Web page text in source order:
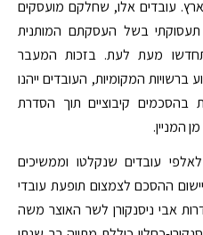
עובדים אלו, שחלקם מועסקים
תעסוקתי בשל העסקתם המותנית
מעת לעת. בזכות המעבר
המקומיות, העובדים ייהנו
בהסכמים קיבוציים תוך הסדרת
המניין.
עובדים שנקלטו וממשיכים
ההסכם לצמצום תופעת עובדי
אבי ניסנקורן לשר האוצר משה